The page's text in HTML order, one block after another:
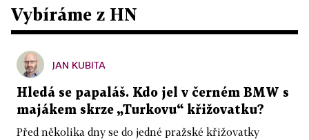
Vybíráme z HN
JAN KUBITA
Hledá se papaláš. Kdo jel v černém BMW s
majákem skrze „Turkovu“ křižovatku?
Před několika dny se do jedné pražské křižovatky